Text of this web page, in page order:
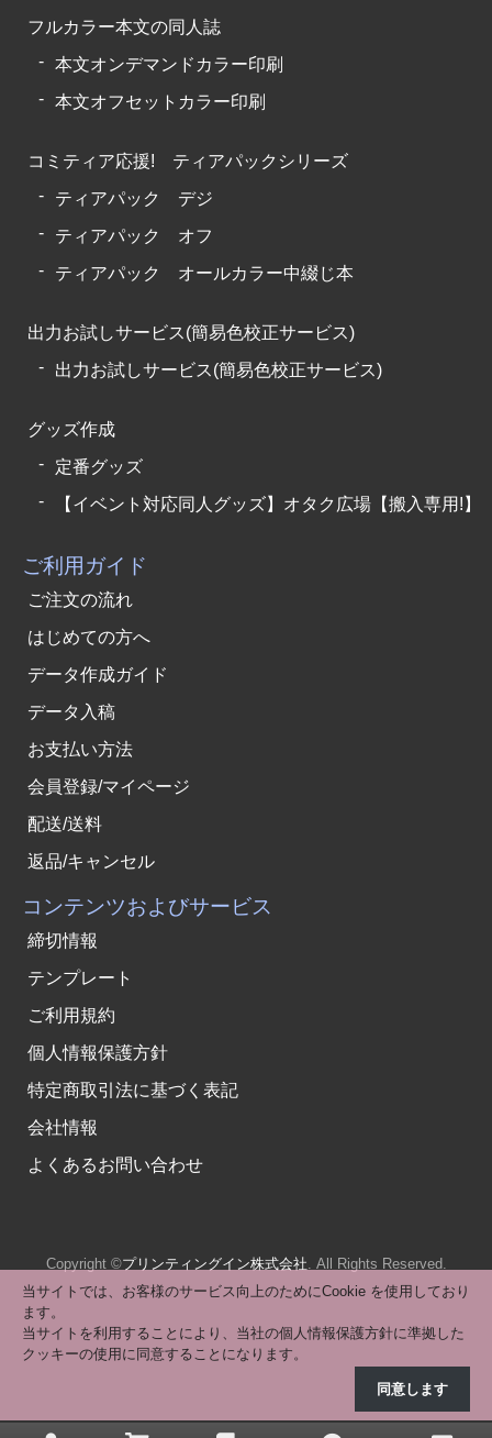
フルカラー本文の同人誌
本文オンデマンドカラー印刷
本文オフセットカラー印刷
コミティア応援! ティアパックシリーズ
ティアパック デジ
ティアパック オフ
ティアパック オールカラー中綴じ本
出力お試しサービス(簡易色校正サービス)
出力お試しサービス(簡易色校正サービス)
グッズ作成
定番グッズ
【イベント対応同人グッズ】オタク広場【搬入専用!】
ご利用ガイド
ご注文の流れ
はじめての方へ
データ作成ガイド
データ入稿
お支払い方法
会員登録/マイページ
配送/送料
返品/キャンセル
コンテンツおよびサービス
締切情報
テンプレート
ご利用規約
個人情報保護方針
特定商取引法に基づく表記
会社情報
よくあるお問い合わせ
当サイトでは、お客様のサービス向上のためにCookie を使用しており
ます。
当サイトを利用することにより、当社の個人情報保護方針に準拠した
クッキーの使用に同意することになります。
同意します
Copyright ©プリンティングイン株式会社. All Rights Reserved.